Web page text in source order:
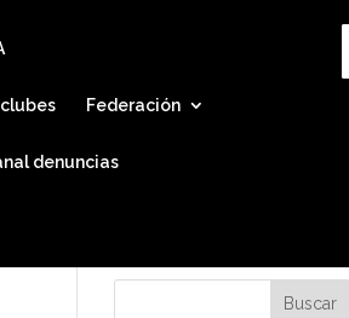
Federación
denuncias